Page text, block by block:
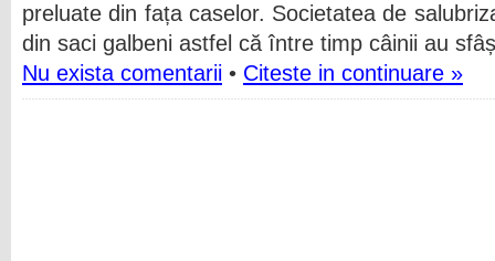
preluate din fața caselor. Societatea de
din saci galbeni astfel că între timp câinii au
Nu exista comentarii • Citeste in continuare »